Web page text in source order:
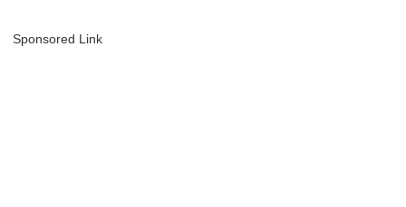
Sponsored Link